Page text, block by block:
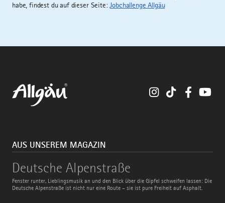
habe, findest du auf dieser Seite: Jobchallenge Allgäu
InstagramTikTok
AUS UNSEREM MAGAZIN
Deutsche Alpenstraße
Fenster runter, Lieblingsmusik an und den Blick über die Gipfel schweifen lassen: Die
Deutsche Alpenstraße ist nicht nur eine Route – sie ist pure Freiheit auf Asphalt.
Deutsche
Alpenstraße